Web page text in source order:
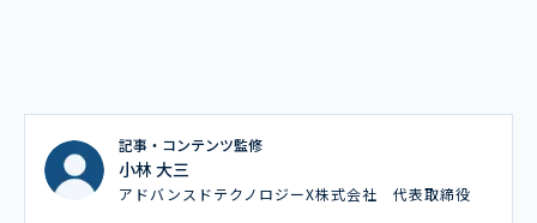
記事・コンテンツ監修
小林 大三
アドバンスドテクノロジーX株式会社 代表取締役